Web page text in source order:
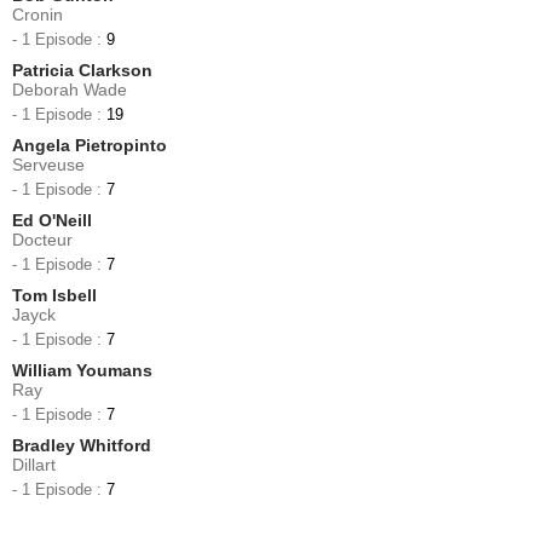
Cronin
- 1 Episode : 9
Patricia Clarkson
Deborah Wade
- 1 Episode : 19
Angela Pietropinto
Serveuse
- 1 Episode : 7
Ed O'Neill
Docteur
- 1 Episode : 7
Tom Isbell
Jayck
- 1 Episode : 7
William Youmans
Ray
- 1 Episode : 7
Bradley Whitford
Dillart
- 1 Episode : 7